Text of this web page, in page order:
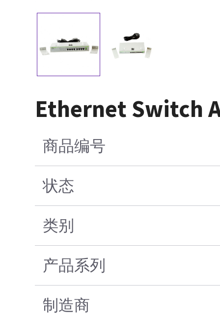
Ethernet Switch
商品编号
状态
类别
产品系列
制造商